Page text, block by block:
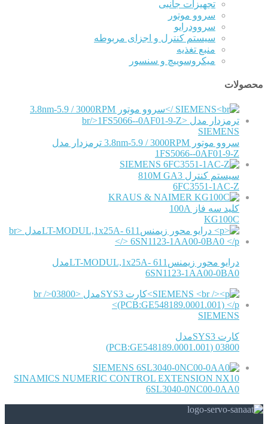
تجهیزات جانبی
سروو موتور
سروودرایو
سیستم کنترل و اجزای مربوطه
منبع تغذیه
میکروسوییچ و سنسور
محصولات
SIEMENS
سروو موتور 3.8nm-5.9 / 3000RPM ترمزدار مدل
1FS5066--0AF01-9-Z
SIEMENS
سیستم کنترل 810M GA3
6FC3551-1AC-Z
KRAUS & NAIMER
کلید سه فاز 100A
KG100C
درایو محور زیمنس611 -LT-MODUL,1x25Aمدل
6SN1123-1AA00-0BA0
SIEMENS
کارت SYS3مدل
03800 (PCB:GE548189.0001.001)
SIEMENS
SINAMICS NUMERIC CONTROL EXTENSION NX10
6SL3040-0NC00-0AA0